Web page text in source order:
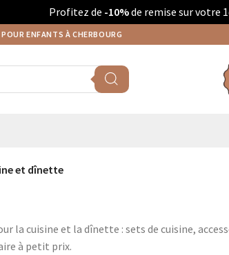
Profitez de -10%de remise sur votre
ENFANTS À CHERBOURG
et dînette
la cuisine et la dînette : sets de cuisine,
à petit prix.